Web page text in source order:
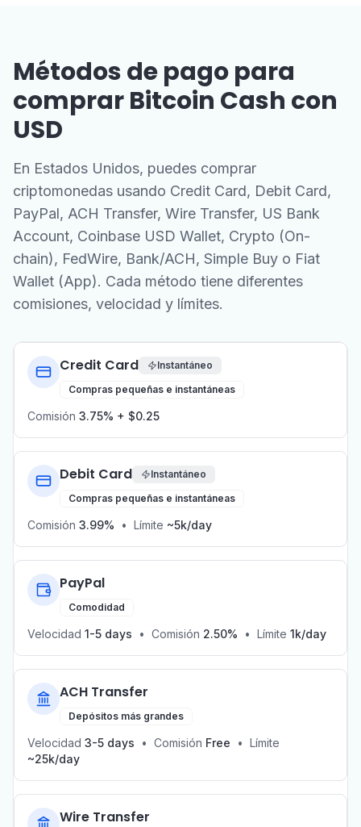
Métodos de pago para
comprar Bitcoin Cash con
USD
En Estados Unidos, puedes comprar
criptomonedas usando Credit Card, Debit Card,
PayPal, ACH Transfer, Wire Transfer, US Bank
Account, Coinbase USD Wallet, Crypto (On-
chain), FedWire, Bank/ACH, Simple Buy o Fiat
Wallet (App). Cada método tiene diferentes
comisiones, velocidad y límites.
Credit Card
Instantáneo
Compras pequeñas e instantáneas
Comisión 3.75% + $0.25
Debit Card
Instantáneo
Compras pequeñas e instantáneas
Comisión 3.99% • Límite ~5k/day
PayPal
Comodidad
Velocidad 1-5 days • Comisión 2.50% • Límite 1k/day
ACH Transfer
Depósitos más grandes
Velocidad 3-5 days • Comisión Free • Límite
~25k/day
Wire Transfer